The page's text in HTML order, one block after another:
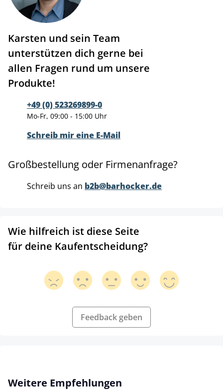
Karsten und sein Team
unterstützen dich gerne bei
allen Fragen rund um unsere
Produkte!
+49 (0) 523269899-0
Mo-Fr, 09:00 - 15:00 Uhr
Schreib mir eine E-Mail
Großbestellung oder Firmenanfrage?
Schreib uns an b2b@barhocker.de
Wie hilfreich ist diese Seite
für deine Kaufentscheidung?
Feedback geben
Produktgalerie überspringen
Weitere Empfehlungen